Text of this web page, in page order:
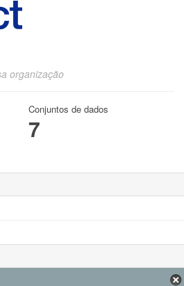
organização
Conjuntos de dados
7